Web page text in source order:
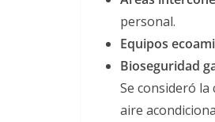
personal.
Equipos
Bioseguridad
Se consideró
aire